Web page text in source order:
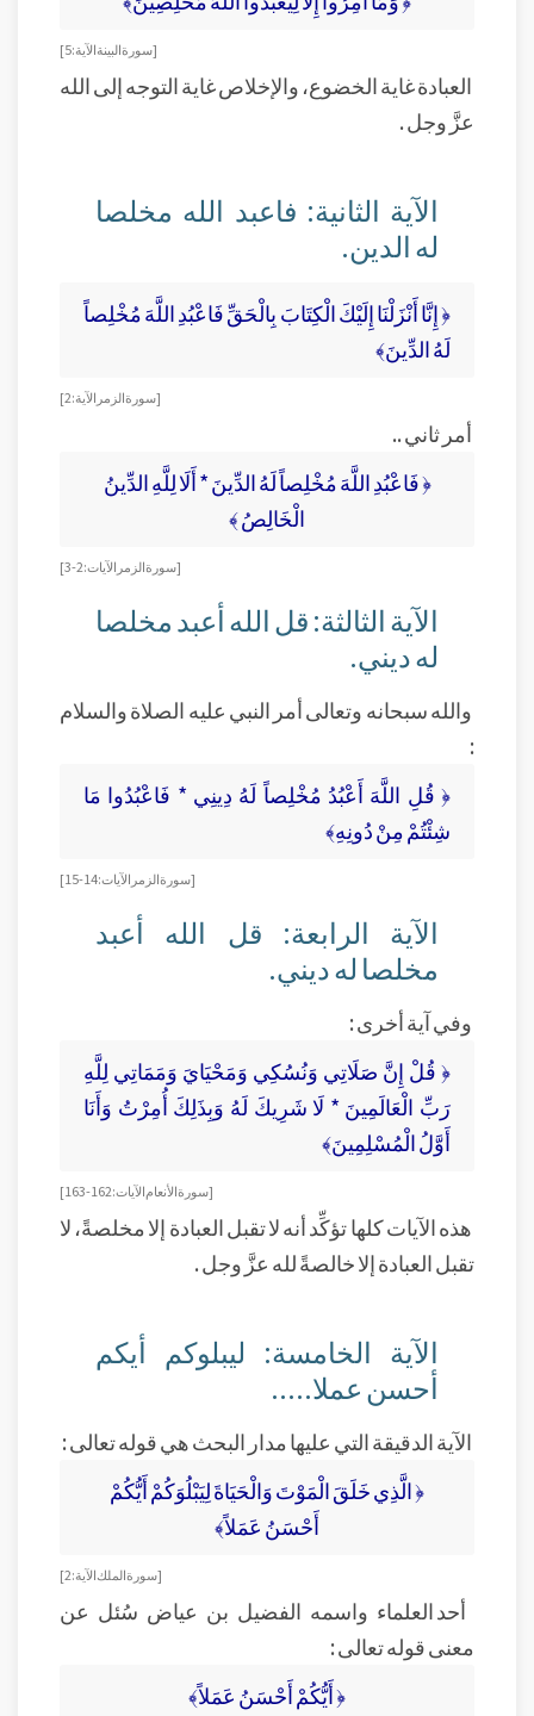
[سورة البينة الآية: 5]
العبادة غاية الخضوع، والإخلاص غاية التوجه إلى الله
عزَّ وجل .
الآية الثانية: فاعبد الله مخلصا
له الدين.
﴿ إِنَّا أَنْزَلْنَا إِلَيْكَ الْكِتَابَ بِالْحَقِّ فَاعْبُدِ اللَّهَ مُخْلِصاً
لَهُ الدِّينَ﴾
[ سورة الزمر الآية: 2]
أمر ثاني ..
﴿ فَاعْبُدِ اللَّهَ مُخْلِصاً لَهُ الدِّينَ * أَلَا لِلَّهِ الدِّينُ
الْخَالِصُ ﴾
[ سورة الزمر الآيات: 2-3]
الآية الثالثة: قل الله أعبد مخلصا
له ديني.
والله سبحانه وتعالى أمر النبي عليه الصلاة والسلام
:
﴿ قُلِ اللَّهَ أَعْبُدُ مُخْلِصاً لَهُ دِينِي * فَاعْبُدُوا مَا
شِئْتُمْ مِنْ دُونِهِ﴾
[ سورة الزمر الآيات: 14-15]
الآية الرابعة: قل الله أعبد
مخلصا له ديني.
وفي آية أخرى :
﴿ قُلْ إِنَّ صَلَاتِي وَنُسُكِي وَمَحْيَايَ وَمَمَاتِي لِلَّهِ
رَبِّ الْعَالَمِينَ * لَا شَرِيكَ لَهُ وَبِذَلِكَ أُمِرْتُ وَأَنَا
أَوَّلُ الْمُسْلِمِينَ﴾
[ سورة الأنعام الآيات: 162-163]
هذه الآيات كلها تؤكِّد أنه لا تقبل العبادة إلا مخلصةً، لا
تقبل العبادة إلا خالصةً لله عزَّ وجل .
الآية الخامسة: ليبلوكم أيكم
أحسن عملا.....
الآية الدقيقة التي عليها مدار البحث هي قوله تعالى :
﴿ الَّذِي خَلَقَ الْمَوْتَ وَالْحَيَاةَ لِيَبْلُوَكُمْ أَيُّكُمْ
أَحْسَنُ عَمَلاً﴾
[ سورة الملك الآية: 2]
أحد العلماء واسمه الفضيل بن عياض سُئل عن
معنى قوله تعالى :
﴿ أَيُّكُمْ أَحْسَنُ عَمَلاً﴾